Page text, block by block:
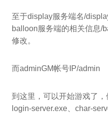
至于display服务端名/
balloon服务端的相关信息/
修改。
而adminGM帐号IP/admin
到这里，可以开始游戏了
login-server.exe、char-